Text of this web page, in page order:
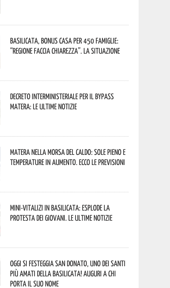
Basilicata, Bonus casa per 450 famiglie:
“Regione faccia chiarezza”. La situazione
Decreto interministeriale per il Bypass
Matera: le ultime notizie
Matera nella morsa del caldo: sole pieno e
temperature in aumento. Ecco le previsioni
Mini-vitalizi in Basilicata: esplode la
protesta dei giovani. Le ultime notizie
Oggi si festeggia San Donato, uno dei Santi
più amati della Basilicata! Auguri a chi
porta il suo nome